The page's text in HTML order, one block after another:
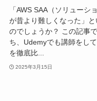
「AWS SAA（ソリュー
が昔より難しくなった」
のでしょうか？ この記事
ち、Udemyでも講師をし
を徹底比...
2025年3月15日